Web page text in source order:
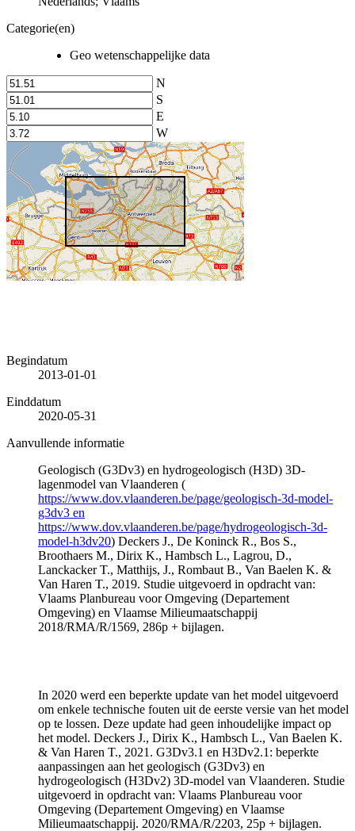
Categorie(en)
Geo wetenschappelijke data
N
S
E
W
Begindatum
2013-01-01
Einddatum
2020-05-31
Aanvullende informatie
Geologisch (G3Dv3) en hydrogeologisch (H3D) 3D-
lagenmodel van Vlaanderen (
https://www.dov.vlaanderen.be/page/geologisch-3d-model-
g3dv3 en
https://www.dov.vlaanderen.be/page/hydrogeologisch-3d-
model-h3dv20) Deckers J., De Koninck R., Bos S.,
Broothaers M., Dirix K., Hambsch L., Lagrou, D.,
Lanckacker T., Matthijs, J., Rombaut B., Van Baelen K. &
Van Haren T., 2019. Studie uitgevoerd in opdracht van:
Vlaams Planbureau voor Omgeving (Departement
Omgeving) en Vlaamse Milieumaatschappij
2018/RMA/R/1569, 286p + bijlagen.
In 2020 werd een beperkte update van het model uitgevoerd
om enkele technische fouten uit de eerste versie van het model
op te lossen. Deze update had geen inhoudelijke impact op
het model. Deckers J., Dirix K., Hambsch L., Van Baelen K.
& Van Haren T., 2021. G3Dv3.1 en H3Dv2.1: beperkte
aanpassingen aan het geologisch (G3Dv3) en
hydrogeologisch (H3Dv2) 3D-model van Vlaanderen. Studie
uitgevoerd in opdracht van: Vlaams Planbureau voor
Omgeving (Departement Omgeving) en Vlaamse
Milieumaatschappij. 2020/RMA/R/2203, 25p + bijlagen.